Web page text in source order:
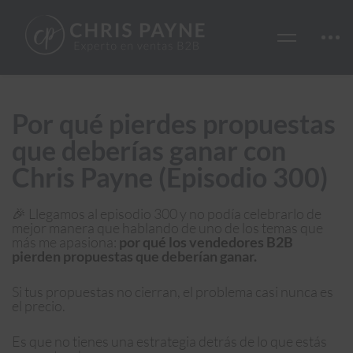
🎉 Llegamos al episodio 300 y no podía celebrarlo de
mejor manera que hablando de uno de los temas que
más me apasiona: por qué los vendedores B2B
pierden propuestas que deberían ganar.
Si tus propuestas no cierran, el problema casi nunca es
el precio.
Es que no tienes una estrategia detrás de lo que estás